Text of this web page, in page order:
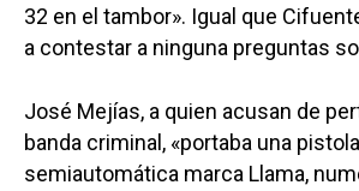
32 en el tambor». Igual que
a contestar a ninguna preguntas
José Mejías, a quien acusan de
banda criminal, «portaba una pistola
semiautomática marca Llama,